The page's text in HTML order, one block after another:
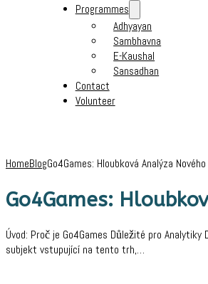
Programmes
Adhyayan
Sambhavna
E-Kaushal
Sansadhan
Contact
Volunteer
HomeBlogGo4Games: Hloubková Analýza
Go4Games:
Úvod: Proč je Go4Games Důležité pro
subjekt vstupující na tento trh,…